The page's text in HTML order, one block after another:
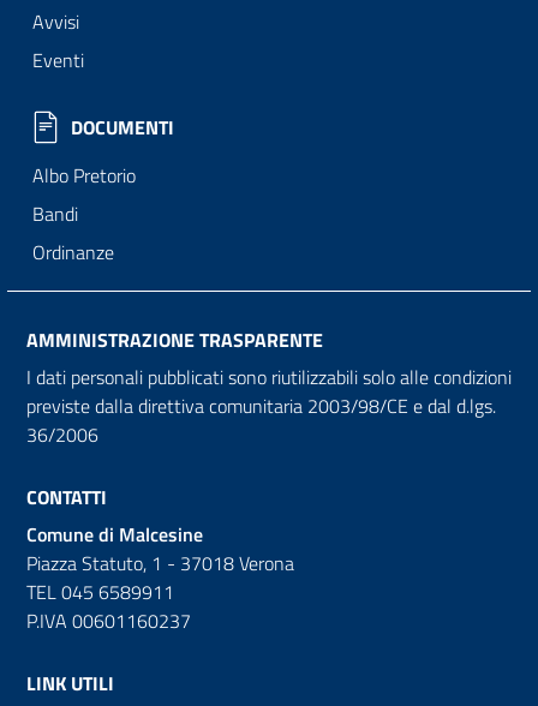
Avvisi
Eventi
DOCUMENTI
Albo Pretorio
Bandi
Ordinanze
AMMINISTRAZIONE TRASPARENTE
I dati personali pubblicati sono riutilizzabili solo alle condizioni
previste dalla direttiva comunitaria 2003/98/CE e dal d.lgs.
36/2006
CONTATTI
Comune di Malcesine
Piazza Statuto, 1 - 37018 Verona
TEL 045 6589911
P.IVA 00601160237
LINK UTILI